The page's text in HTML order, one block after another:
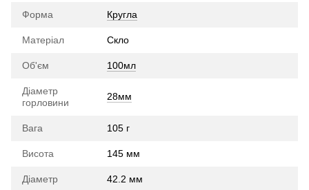
Форма Кругла
Матеріал Скло
Об'єм 100мл
Діаметр
горловини
28мм
Вага 105 г
Висота 145 мм
Діаметр 42.2 мм